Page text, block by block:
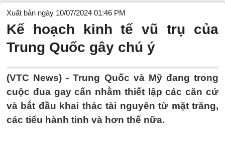
Xuất bản ngày 10/07/2024 01:46 PM
Kế hoạch kinh tế vũ trụ của
Trung Quốc gây chú ý
(VTC News) -Trung Quốc và Mỹ đang trong
cuộc đua gay cấn nhằm thiết lập các căn cứ
và bắt đầu khai thác tài nguyên từ mặt trăng,
các tiểu hành tinh và hơn thế nữa.